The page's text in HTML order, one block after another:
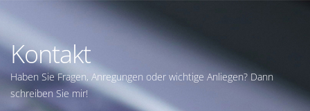
Kontakt
Haben Sie Fragen, Anregungen oder wichtige Anliegen? Dann
schreiben Sie mir!